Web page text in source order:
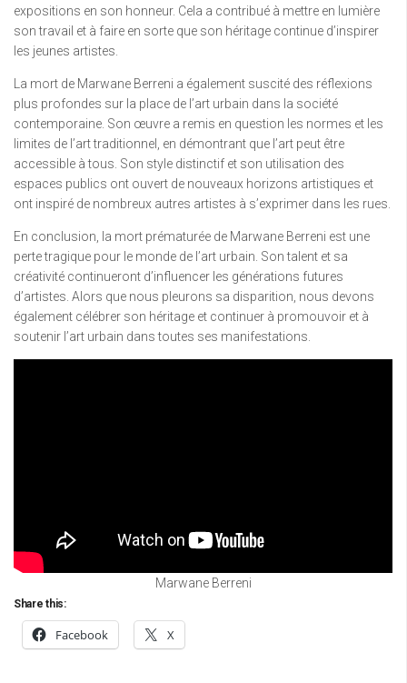
expositions en son honneur. Cela a contribué à mettre en lumière
son travail et à faire en sorte que son héritage continue d’inspirer
les jeunes artistes.
La mort de Marwane Berreni a également suscité des réflexions
plus profondes sur la place de l’art urbain dans la société
contemporaine. Son œuvre a remis en question les normes et les
limites de l’art traditionnel, en démontrant que l’art peut être
accessible à tous. Son style distinctif et son utilisation des
espaces publics ont ouvert de nouveaux horizons artistiques et
ont inspiré de nombreux autres artistes à s’exprimer dans les rues.
En conclusion, la mort prématurée de Marwane Berreni est une
perte tragique pour le monde de l’art urbain. Son talent et sa
créativité continueront d’influencer les générations futures
d’artistes. Alors que nous pleurons sa disparition, nous devons
également célébrer son héritage et continuer à promouvoir et à
soutenir l’art urbain dans toutes ses manifestations.
Marwane Berreni
Share this:
Facebook X